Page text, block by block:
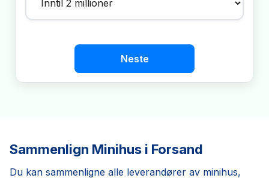
Neste
Sammenlign Minihus i Forsand
Du kan sammenligne alle leverandører av minihus,